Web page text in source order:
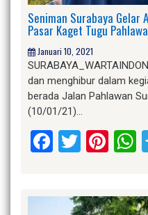
Seniman Surabaya Gelar
Pasar Kaget Tugu
Januari 10, 2021
dan menghibur dalam
berada Jalan Pahlawan
(10/01/21)…
Facebook
Twitter